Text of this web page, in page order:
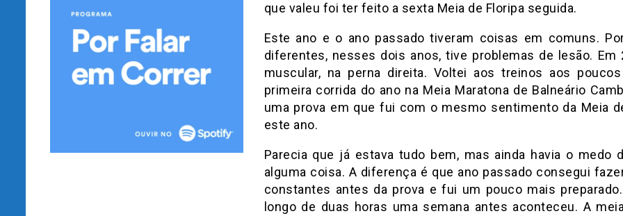
que valeu foi ter feito a sexta Meia de Floripa seguida.
Este ano e o ano passado tiveram coisas em comuns.
diferentes, nesses dois anos, tive problemas de lesão. Em
muscular, na perna direita. Voltei aos treinos aos
primeira corrida do ano na Meia Maratona de Balneário
uma prova em que fui com o mesmo sentimento da Meia
este ano.
Parecia que já estava tudo bem, mas ainda havia o medo
alguma coisa. A diferença é que ano passado consegui
constantes antes da prova e fui um pouco mais
longo de duas horas uma semana antes aconteceu. A